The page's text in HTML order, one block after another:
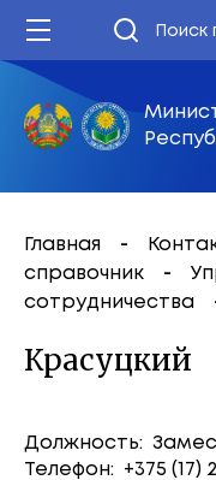
Главная
справочник
сотрудничества
Красуцкий
Должность:
Телефон: +375 (17)